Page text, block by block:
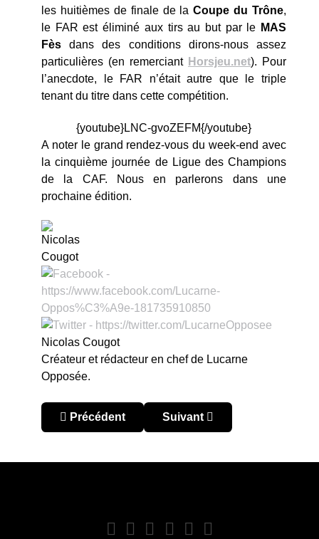
les huitièmes de finale de la Coupe du Trône,
le FAR est éliminé aux tirs au but par le MAS
Fès dans des conditions dirons-nous assez
particulières (en remerciant Horsjeu.net). Pour
l’anecdote, le FAR n’était autre que le triple
tenant du titre dans cette compétition.
{youtube}LNC-gvoZEFM{/youtube}
A noter le grand rendez-vous du week-end avec
la cinquième journée de Ligue des Champions
de la CAF. Nous en parlerons dans une
prochaine édition.
Nicolas Cougot
Créateur et rédacteur en chef de Lucarne
Opposée.
Article précédent : Lucarne africaine :
Précédent Article suivant : Lucarne
Suivant